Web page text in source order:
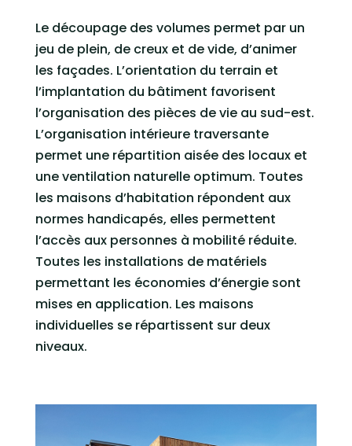
Le découpage des volumes permet par un
jeu de plein, de creux et de vide, d’animer
les façades. L’orientation du terrain et
l’implantation du bâtiment favorisent
l’organisation des pièces de vie au sud-est.
L’organisation intérieure traversante
permet une répartition aisée des locaux et
une ventilation naturelle optimum. Toutes
les maisons d’habitation répondent aux
normes handicapés, elles permettent
l’accès aux personnes à mobilité réduite.
Toutes les installations de matériels
permettant les économies d’énergie sont
mises en application. Les maisons
individuelles se répartissent sur deux
niveaux.